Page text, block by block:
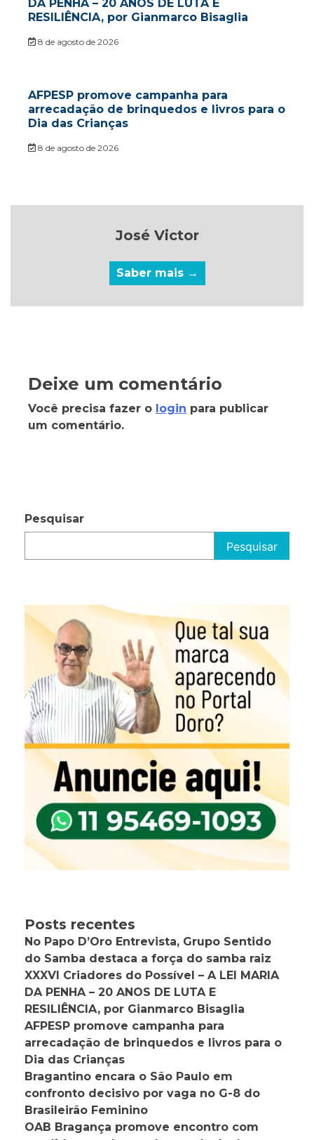
DA PENHA – 20 ANOS DE LUTA E
RESILIÊNCIA, por Gianmarco Bisaglia
8 de agosto de 2026
AFPESP promove campanha para
arrecadação de brinquedos e livros para o
Dia das Crianças
8 de agosto de 2026
José Victor
Saber mais →
Deixe um comentário
Você precisa fazer o login para publicar
um comentário.
Pesquisar
Pesquisar
Posts recentes
No Papo D’Oro Entrevista, Grupo Sentido
do Samba destaca a força do samba raiz
XXXVI Criadores do Possível – A LEI MARIA
DA PENHA – 20 ANOS DE LUTA E
RESILIÊNCIA, por Gianmarco Bisaglia
AFPESP promove campanha para
arrecadação de brinquedos e livros para o
Dia das Crianças
Bragantino encara o São Paulo em
confronto decisivo por vaga no G-8 do
Brasileirão Feminino
OAB Bragança promove encontro com